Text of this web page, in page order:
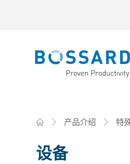
Bossard homepage
产品介绍 特
设备